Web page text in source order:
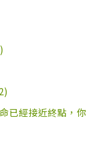
已經接近終點，你